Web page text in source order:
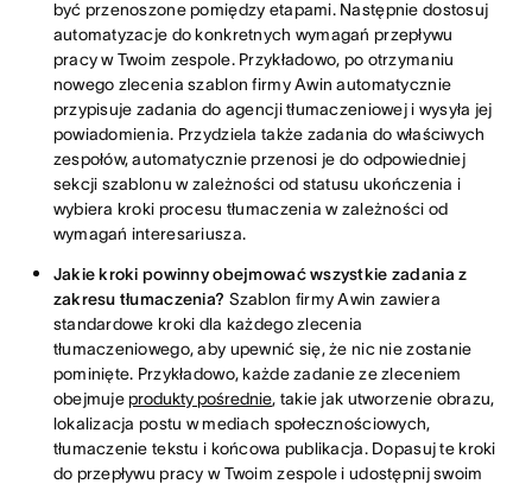
być przenoszone pomiędzy etapami. Następnie dostosuj
automatyzacje do konkretnych wymagań przepływu
pracy w Twoim zespole. Przykładowo, po otrzymaniu
nowego zlecenia szablon firmy Awin automatycznie
przypisuje zadania do agencji tłumaczeniowej i wysyła jej
powiadomienia. Przydziela także zadania do właściwych
zespołów, automatycznie przenosi je do odpowiedniej
sekcji szablonu w zależności od statusu ukończenia i
wybiera kroki procesu tłumaczenia w zależności od
wymagań interesariusza.
Jakie kroki powinny obejmować wszystkie zadania z
zakresu tłumaczenia? Szablon firmy Awin zawiera
standardowe kroki dla każdego zlecenia
tłumaczeniowego, aby upewnić się, że nic nie zostanie
pominięte. Przykładowo, każde zadanie ze zleceniem
obejmujeprodukty pośrednie, takie jak utworzenie obrazu,
lokalizacja postu w mediach społecznościowych,
tłumaczenie tekstu i końcowa publikacja. Dopasuj te kroki
do przepływu pracy w Twoim zespole i udostępnij swoim